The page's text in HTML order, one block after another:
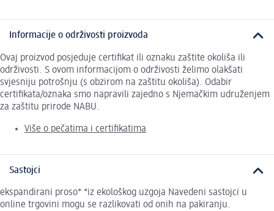
Informacije o održivosti proizvoda
Ovaj proizvod posjeduje certifikat ili oznaku zaštite okoliša ili
održivosti. S ovom informacijom o održivosti želimo olakšati
svjesniju potrošnju (s obzirom na zaštitu okoliša). Odabir
certifikata/oznaka smo napravili zajedno s Njemačkim udruženjem
za zaštitu prirode NABU.
Više o pečatima i certifikatima
Sastojci
ekspandirani proso* *iz ekološkog uzgoja Navedeni sastojci u
online trgovini mogu se razlikovati od onih na pakiranju.